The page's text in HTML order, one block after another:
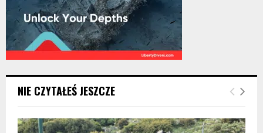
NIE CZYTAŁEŚ JESZCZE